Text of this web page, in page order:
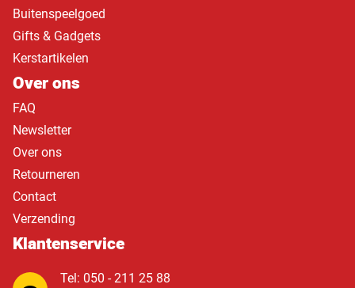
Buitenspeelgoed
Gifts & Gadgets
Kerstartikelen
Over ons
FAQ
Newsletter
Over ons
Retourneren
Contact
Verzending
Klantenservice
Tel: 050 - 211 25 88